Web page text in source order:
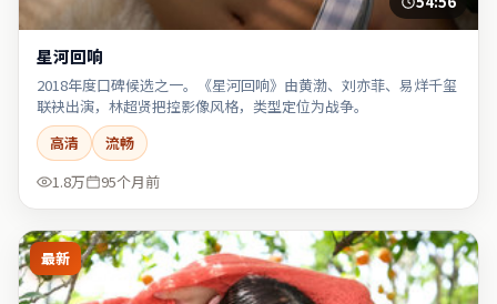
星河回响
2018年度口碑候选之一。《星河回响》由黄渤、刘亦菲、易烊千玺
联袂出演，林超贤把控影像风格，类型定位为战争。
高清
流畅
1.8万
95个月前
最新